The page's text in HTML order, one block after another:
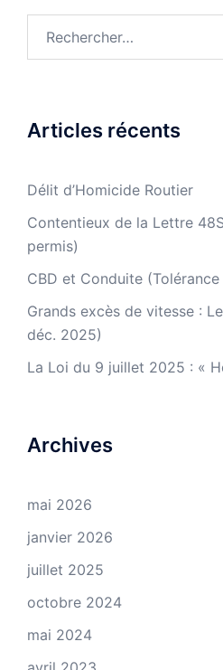
Articles récents
Délit d’Homicide Routier
Contentieux de la Lettre
permis)
CBD et Conduite (Tolérance
Grands excès de vitesse :
déc. 2025)
La Loi du 9 juillet 2025 : «
Archives
mai 2026
janvier 2026
juillet 2025
octobre 2024
mai 2024